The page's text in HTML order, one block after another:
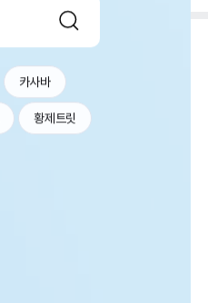
카사바
황제트릿